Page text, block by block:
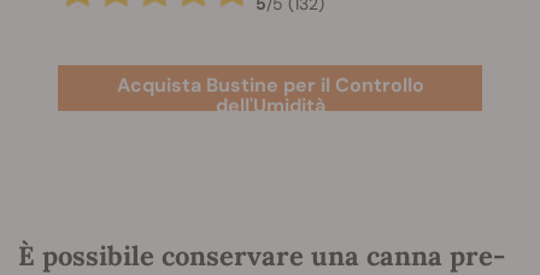
Acquista Bustine per il Controllo
dell'Umidità
È possibile conservare una canna pre-